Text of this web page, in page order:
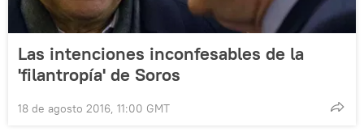
Las intenciones inconfesables de la
'filantropía' de Soros
18 de agosto 2016, 11:00 GMT